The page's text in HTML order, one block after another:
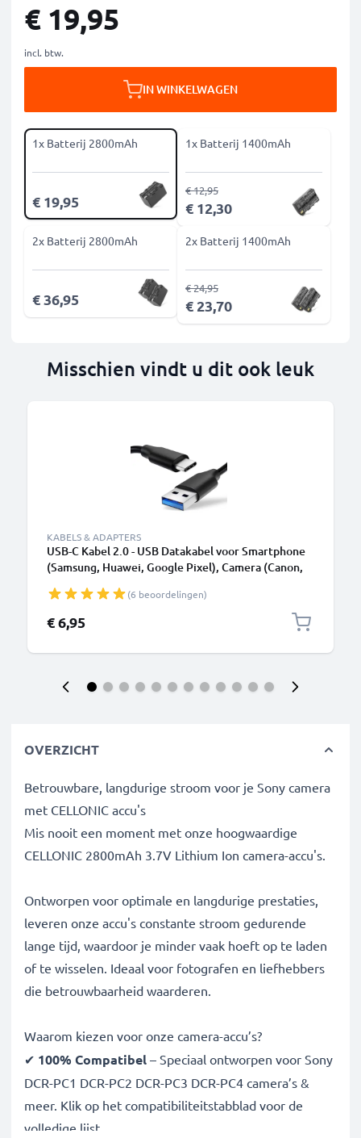
€ 19,95
incl. btw.
IN WINKELWAGEN
1x Batterij 2800mAh
€ 19,95
1x Batterij 1400mAh
€ 12,30
€ 12,95
2x Batterij 2800mAh
€ 36,95
2x Batterij 1400mAh
€ 23,70
€ 24,95
Misschien vindt u dit ook leuk
KABELS & ADAPTERS
USB-C Kabel 2.0 - USB Datakabel voor Smartphone
(Samsung, Huawei, Google Pixel), Camera (Canon,
Oplaadkabel USB C Stekker
(6 beoordelingen)
€ 6,95
OVERZICHT
Betrouwbare, langdurige stroom voor je Sony camera
met CELLONIC accu's
Mis nooit een moment met onze hoogwaardige
CELLONIC 2800mAh 3.7V Lithium Ion camera-accu's.
Ontworpen voor optimale en langdurige prestaties,
leveren onze accu's constante stroom gedurende
lange tijd, waardoor je minder vaak hoeft op te laden
of te wisselen. Ideaal voor fotografen en liefhebbers
die betrouwbaarheid waarderen.
Waarom kiezen voor onze camera-accu’s?
✔ 100% Compatibel – Speciaal ontworpen voor Sony
DCR-PC1 DCR-PC2 DCR-PC3 DCR-PC4 camera’s &
meer. Klik op het compatibiliteitstabblad voor de
volledige lijst